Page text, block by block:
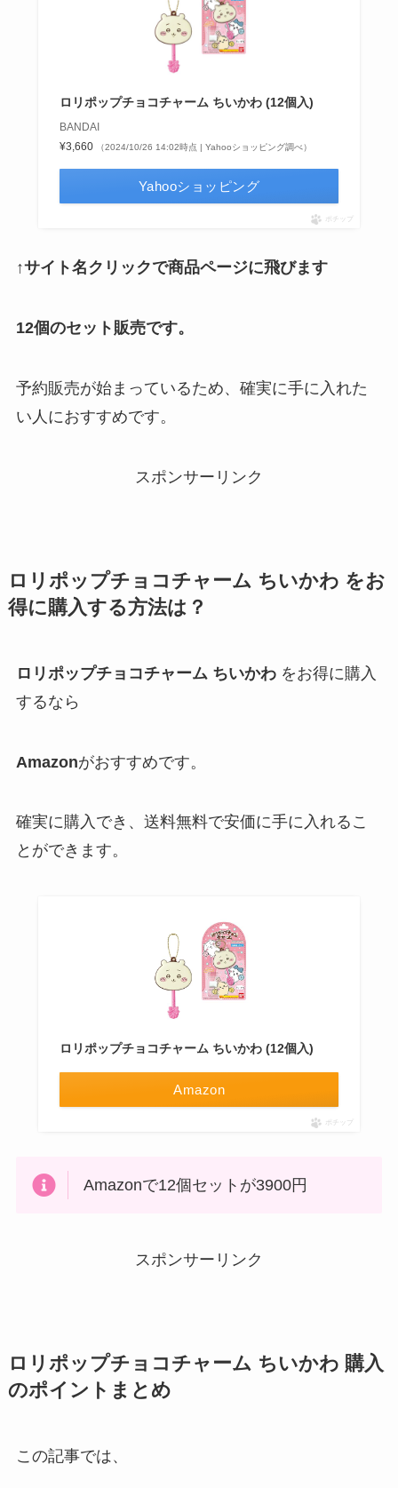
ロリポップチョコチャーム ちいかわ (12個入)
BANDAI
¥3,660
（2024/10/26 14:02時点 | Yahooショッピング調べ）
Yahooショッピング
ポチップ
↑サイト名クリックで商品ページに飛びます
12個のセット販売です。
予約販売が始まっているため、確実に手に入れた
い人におすすめです。
スポンサーリンク
ロリポップチョコチャーム ちいかわ をお
得に購入する方法は？
ロリポップチョコチャーム ちいかわ をお得に購入
するなら
Amazonがおすすめです。
確実に購入でき、送料無料で安価に手に入れるこ
とができます。
ロリポップチョコチャーム ちいかわ (12個入)
Amazon
ポチップ
Amazonで12個セットが3900円
スポンサーリンク
ロリポップチョコチャーム ちいかわ 購入
のポイントまとめ
この記事では、